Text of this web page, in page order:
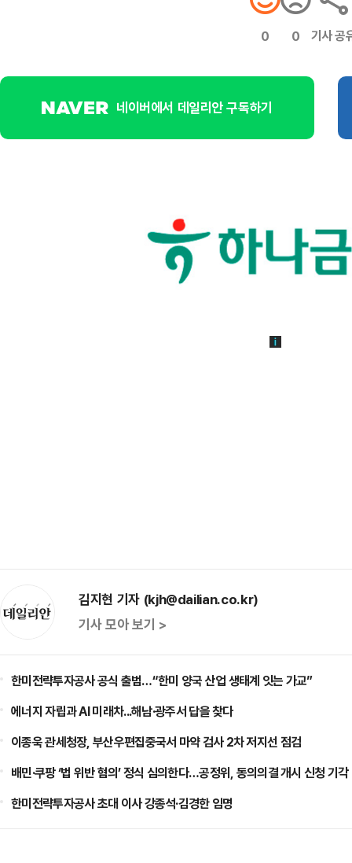
0 0 기사 공
네이버에서 데일리안 구독하기
김지현 기자 (kjh@dailian.co.kr)
기사 모아 보기 >
한미전략투자공사 공식 출범…“한미 양국 산업 생태계 잇는 가교”
에너지 자립과 AI 미래차...해남·광주서 답을 찾다
이종욱 관세청장, 부산우편집중국서 마약 검사 2차 저지선 점검
배민·쿠팡 ‘법 위반 혐의’ 정식 심의한다…공정위, 동의의결 개시 신청 기각
한미전략투자공사 초대 이사 강종석·김경한 임명